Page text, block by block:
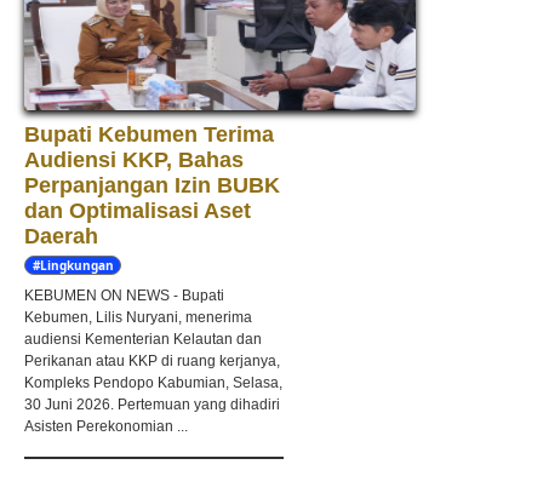
Bupati Kebumen Terima
Audiensi KKP, Bahas
Perpanjangan Izin BUBK
dan Optimalisasi Aset
Daerah
#Lingkungan
KEBUMEN ON NEWS - Bupati
Kebumen, Lilis Nuryani, menerima
audiensi Kementerian Kelautan dan
Perikanan atau KKP di ruang kerjanya,
Kompleks Pendopo Kabumian, Selasa,
30 Juni 2026. Pertemuan yang dihadiri
Asisten Perekonomian ...